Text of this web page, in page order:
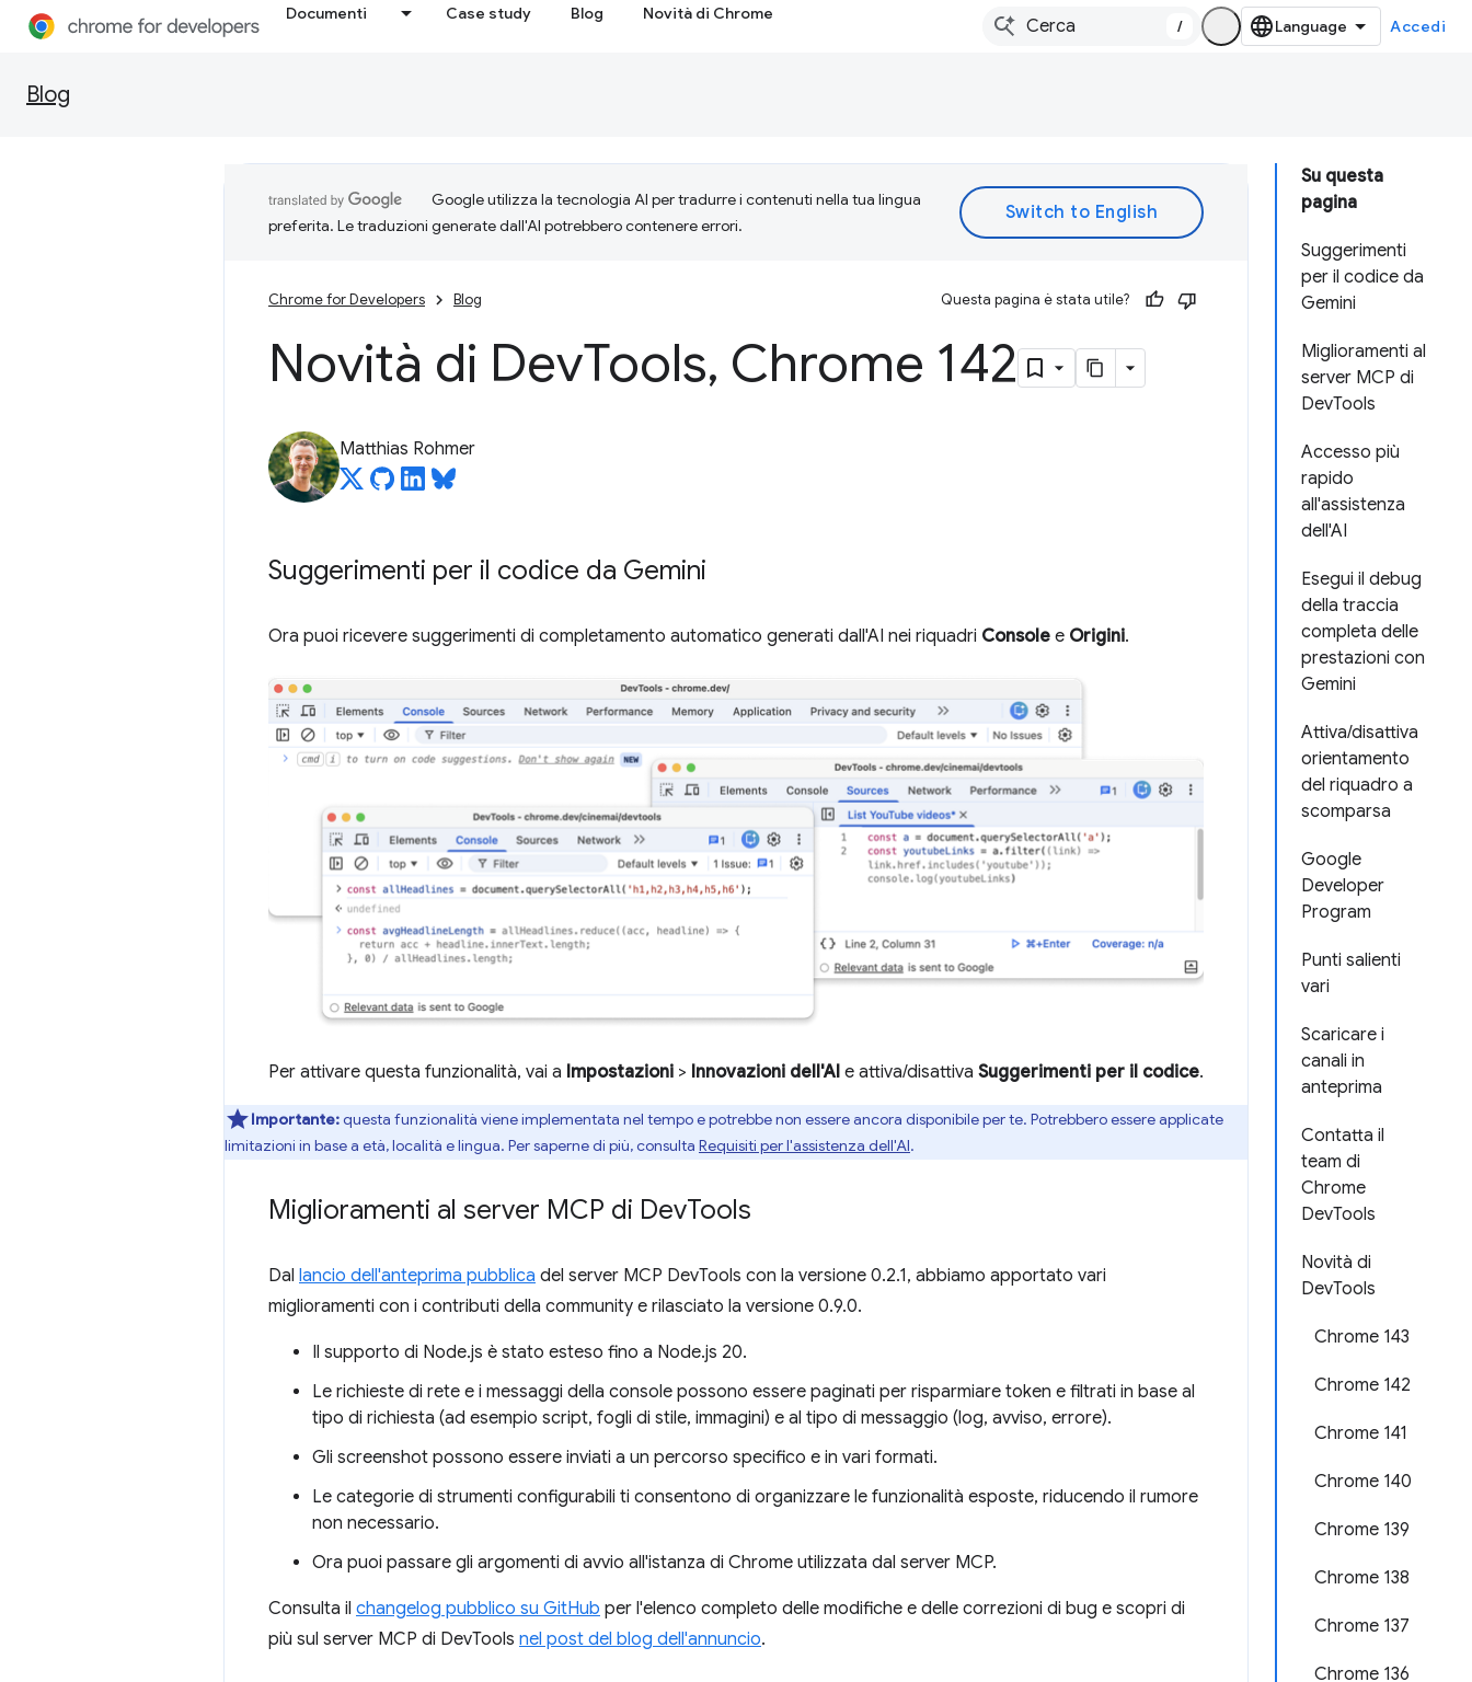
Documenti Case study Blog Novità di Chrome
/ Accedi
Blog
Su questa
pagina
Suggerimenti
per il codice da
Gemini
Miglioramenti al
server MCP di
DevTools
Accesso più
rapido
all'assistenza
dell'AI
Esegui il debug
della traccia
completa delle
prestazioni con
Gemini
Attiva/disattiva
orientamento
del riquadro a
scomparsa
Google
Developer
Program
Punti salienti
vari
Scaricare i
canali in
anteprima
Contatta il
team di
Chrome
DevTools
Novità di
DevTools
Chrome 143
Chrome 142
Chrome 141
Chrome 140
Chrome 139
Chrome 138
Chrome 137
Chrome 136
Google utilizza la tecnologia AI per tradurre i contenuti nella tua lingua
preferita. Le traduzioni generate dall'AI potrebbero contenere errori.
Chrome for Developers Blog Questa pagina è stata utile?
Novità di DevTools, Chrome 142
Matthias Rohmer
Suggerimenti per il codice da Gemini
Ora puoi ricevere suggerimenti di completamento automatico generati dall'AI nei riquadri Console e Origini.
Per attivare questa funzionalità, vai a Impostazioni > Innovazioni dell'AI e attiva/disattiva Suggerimenti per il codice.
Importante:questa funzionalità viene implementata nel tempo e potrebbe non essere ancora disponibile per te. Potrebbero essere applicate
limitazioni in base a età, località e lingua. Per saperne di più, consulta Requisiti per l'assistenza dell'AI.
Miglioramenti al server MCP di DevTools
Dal lancio dell'anteprima pubblica del server MCP DevTools con la versione 0.2.1, abbiamo apportato vari
miglioramenti con i contributi della community e rilasciato la versione 0.9.0.
Il supporto di Node.js è stato esteso fino a Node.js 20.
Le richieste di rete e i messaggi della console possono essere paginati per risparmiare token e filtrati in base al
tipo di richiesta (ad esempio script, fogli di stile, immagini) e al tipo di messaggio (log, avviso, errore).
Gli screenshot possono essere inviati a un percorso specifico e in vari formati.
Le categorie di strumenti configurabili ti consentono di organizzare le funzionalità esposte, riducendo il rumore
non necessario.
Ora puoi passare gli argomenti di avvio all'istanza di Chrome utilizzata dal server MCP.
Consulta il changelog pubblico su GitHub per l'elenco completo delle modifiche e delle correzioni di bug e scopri di
più sul server MCP di DevTools nel post del blog dell'annuncio.